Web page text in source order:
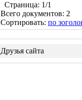
Страница: 1/1
Всего документов: 2
Сортировать: по
Друзья сайта